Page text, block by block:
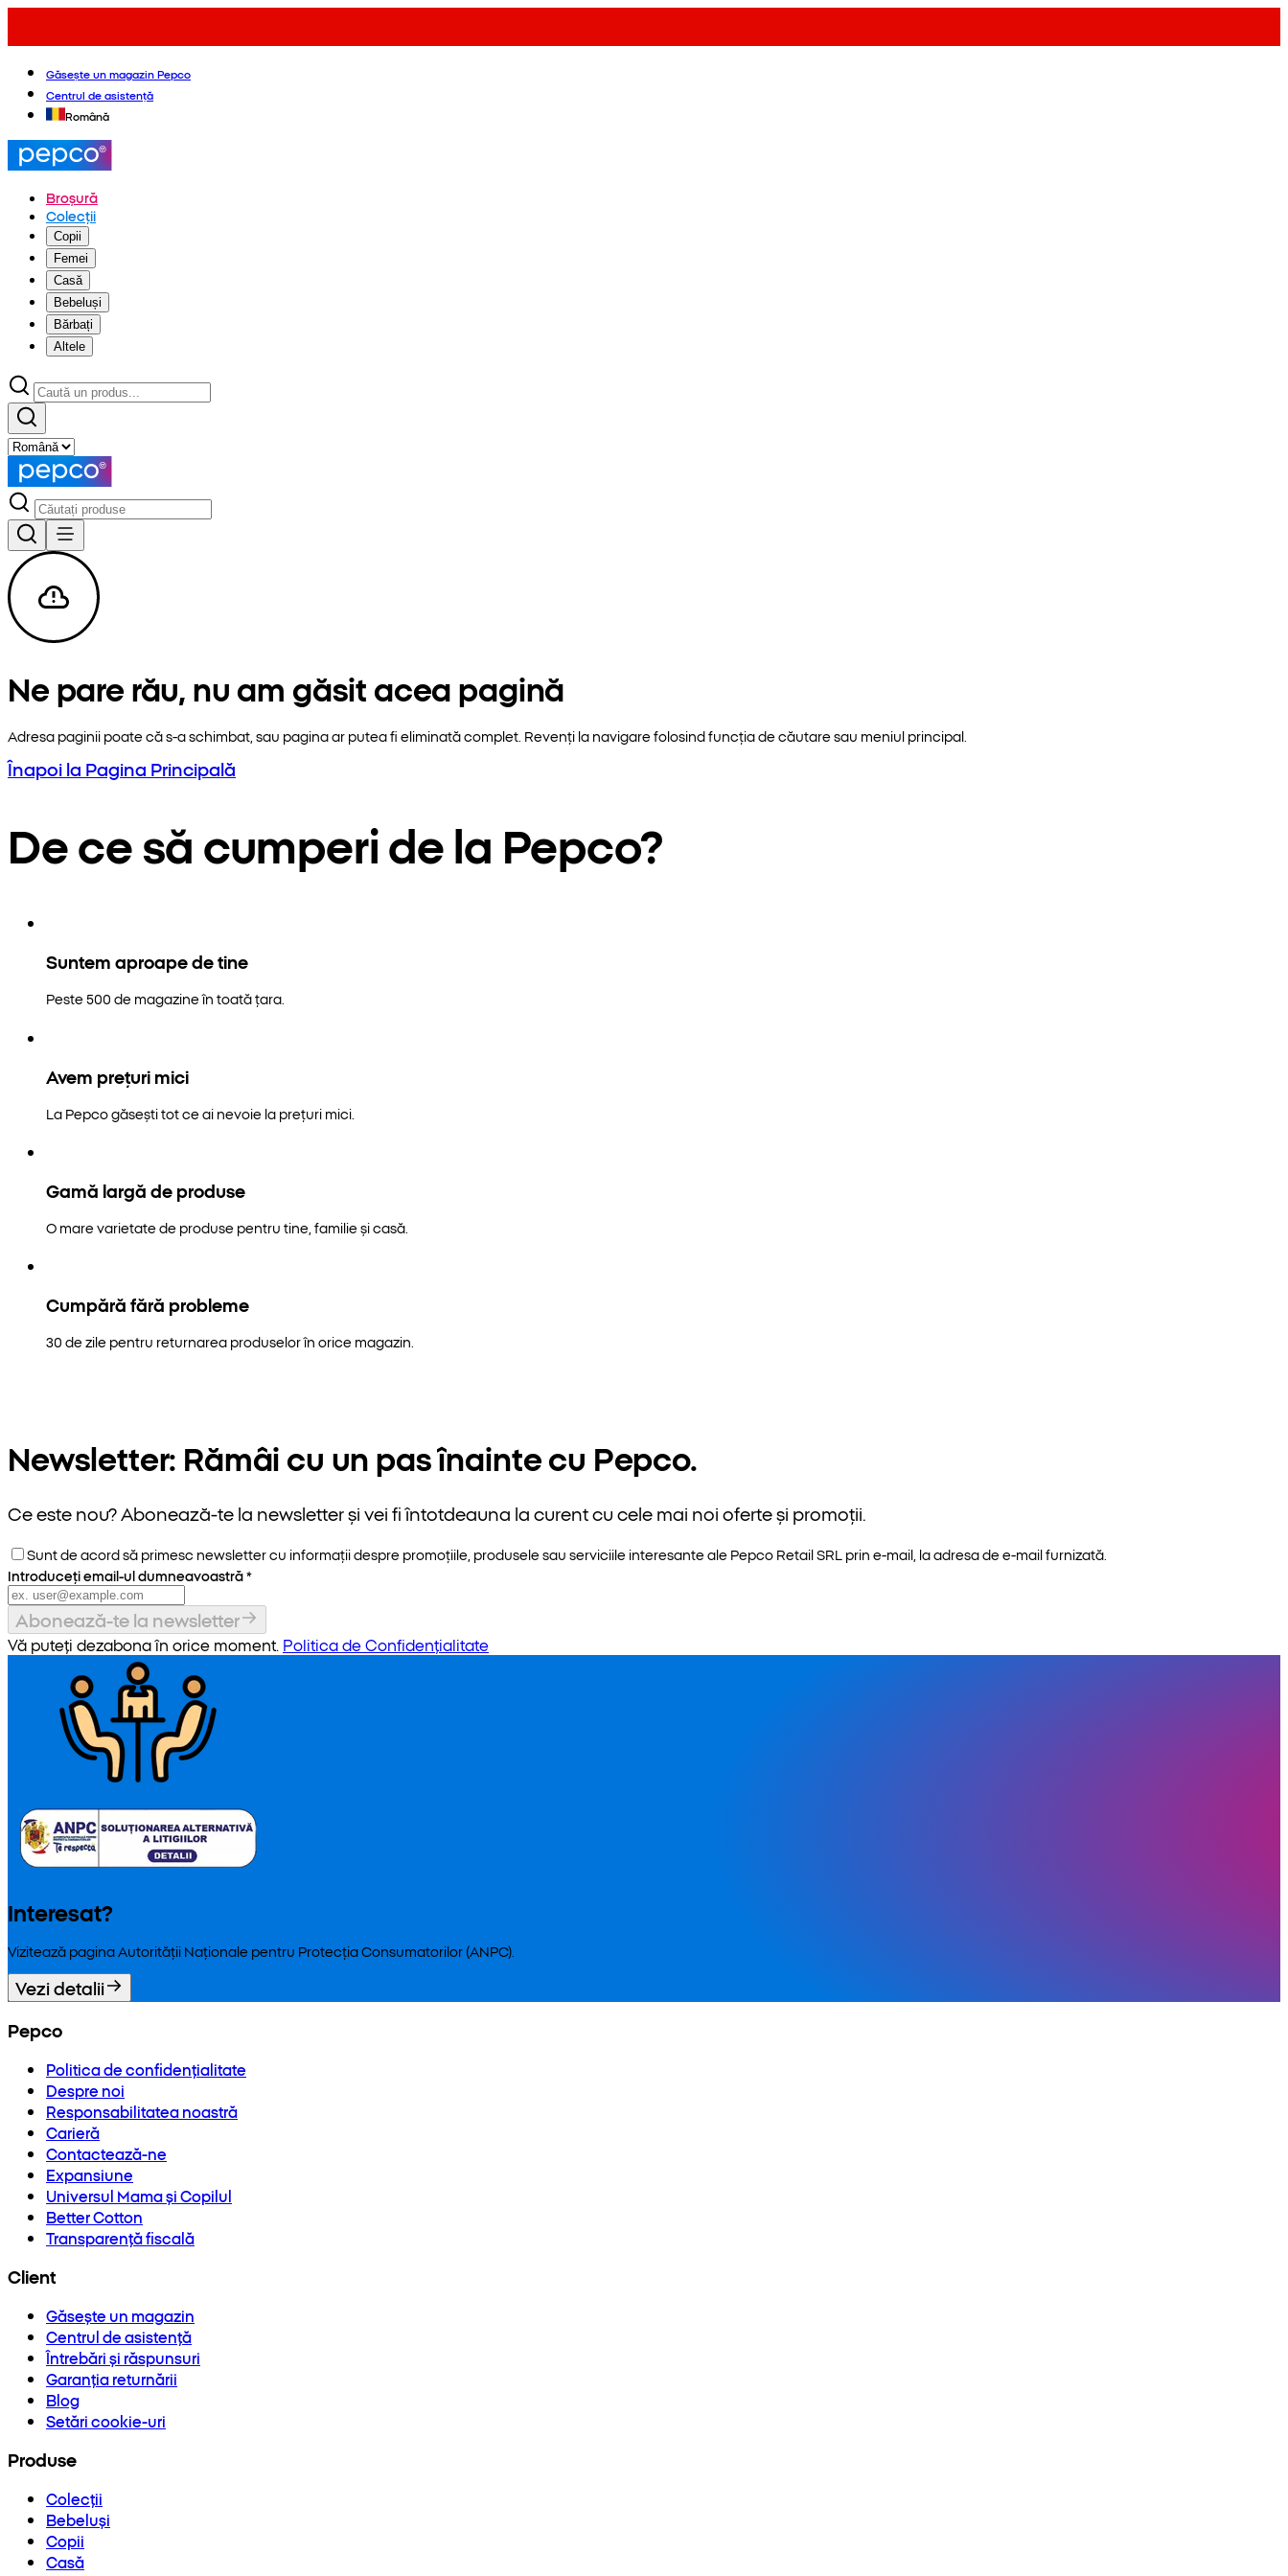
Găsește un magazin Pepco
Centrul de asistență
Română
Broșură
Colecții
Copii
Femei
Casă
Bebeluși
Bărbați
Altele
Ne pare rău, nu am găsit acea pagină
Adresa paginii poate că s-a schimbat, sau pagina ar putea fi eliminată complet. Revenți la navigare folosind funcția de căutare sau meniul principal.
Înapoi la Pagina Principală
De ce să cumperi de la Pepco?
Suntem aproape de tine
Peste 500 de magazine în toată țara.
Avem prețuri mici
La Pepco găsești tot ce ai nevoie la prețuri mici.
Gamă largă de produse
O mare varietate de produse pentru tine, familie și casă.
Cumpără fără probleme
30 de zile pentru returnarea produselor în orice magazin.
Newsletter: Rămâi cu un pas înainte cu Pepco.
Ce este nou? Abonează-te la newsletter și vei fi întotdeauna la curent cu cele mai noi oferte și promoții.
Sunt de acord să primesc newsletter cu informații despre promoțiile, produsele sau serviciile interesante ale Pepco Retail SRL prin e-mail, la adresa de e-mail furnizată.
Introduceți email-ul dumneavoastră*
Abonează-te la newsletter
Vă puteți dezabona în orice moment. Politica de Confidențialitate
Interesat?
Vizitează pagina Autorității Naționale pentru Protecția Consumatorilor (ANPC).
Vezi detalii
Pepco
Politica de confidențialitate
Despre noi
Responsabilitatea noastră
Carieră
Contactează-ne
Expansiune
Universul Mama și Copilul
Better Cotton
Transparență fiscală
Client
Găsește un magazin
Centrul de asistență
Întrebări și răspunsuri
Garanția returnării
Blog
Setări cookie-uri
Produse
Colecții
Bebeluși
Copii
Casă